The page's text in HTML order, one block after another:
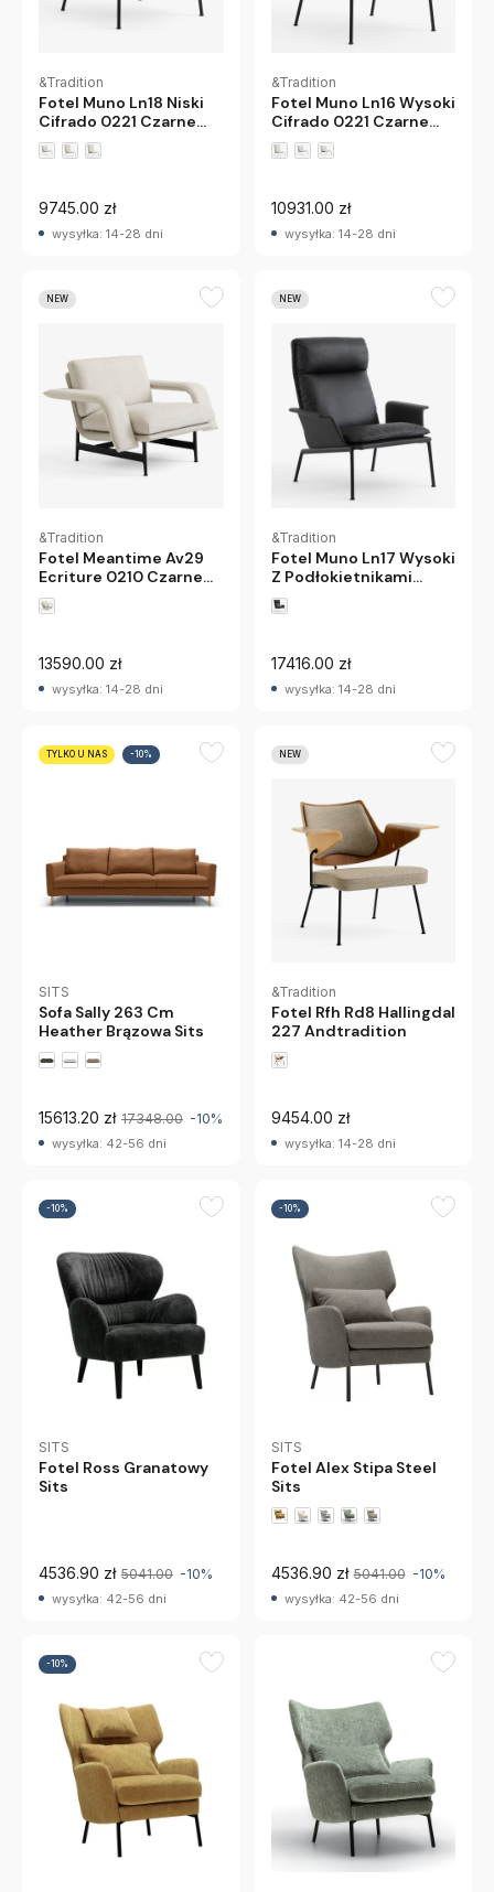
&Tradition
Fotel Muno Ln18 Niski
Cifrado 0221 Czarne
Nogi Andtradition
9745.00 zł
wysyłka: 14-28 dni
&Tradition
Fotel Muno Ln16 Wysoki
Cifrado 0221 Czarne
Nogi Andtradition
10931.00 zł
wysyłka: 14-28 dni
NEW
&Tradition
Fotel Meantime Av29
Ecriture 0210 Czarne
Nogi Andtradition
13590.00 zł
wysyłka: 14-28 dni
NEW
&Tradition
Fotel Muno Ln17 Wysoki
Z Podłokietnikami
Czarna Skóra Czarne
Nogi Andtradition
17416.00 zł
wysyłka: 14-28 dni
TYLKO U NAS -10%
SITS
Sofa Sally 263 Cm
Heather Brązowa Sits
15613.20 zł 17348.00 -10%
wysyłka: 42-56 dni
NEW
&Tradition
Fotel Rfh Rd8 Hallingdal
227 Andtradition
9454.00 zł
wysyłka: 14-28 dni
-10%
SITS
Fotel Ross Granatowy
Sits
4536.90 zł 5041.00 -10%
wysyłka: 42-56 dni
-10%
SITS
Fotel Alex Stipa Steel
Sits
4536.90 zł 5041.00 -10%
wysyłka: 42-56 dni
-10%